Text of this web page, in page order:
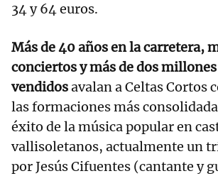
34 y 64 euros.
Más de 40 años en la carretera,
conciertos y más de dos
vendidosavalan a Celtas Cortos
las formaciones más
éxito de la música popular en
vallisoletanos, actualmente un
por Jesús Cifuentes (cantante y